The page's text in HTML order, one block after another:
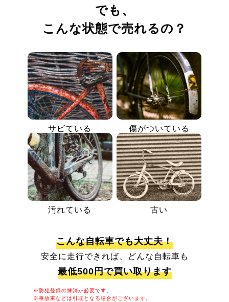
でも、
こんな状態で売れるの？
サビている 傷がついている
汚れている 古い
こんな自転車でも大丈夫！
安全に走行できれば、どんな自転車も
最低500円で買い取ります
※防犯登録の抹消が必要です。
※事故車などは引取となる場合がございます。